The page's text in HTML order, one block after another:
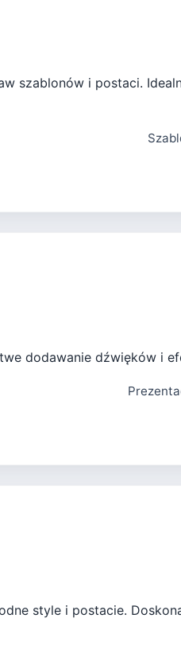
szablonów i postaci.
dodawanie dźwięków i
style i postacie.